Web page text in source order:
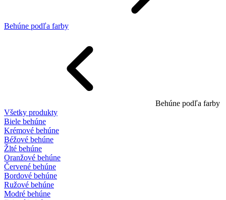
Behúne podľa farby
Behúne podľa farby
Všetky produkty
Biele behúne
Krémové behúne
Béžové behúne
Žlté behúne
Oranžové behúne
Červené behúne
Bordové behúne
Ružové behúne
Modré behúne